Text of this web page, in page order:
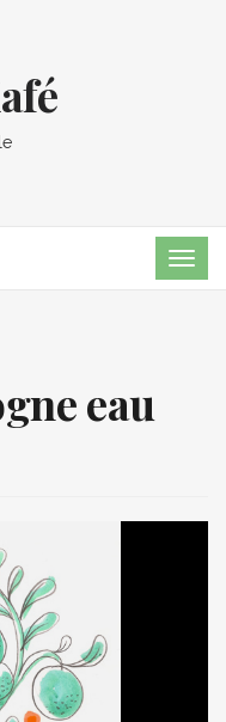
eau